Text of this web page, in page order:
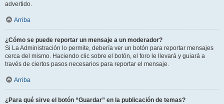
advertido.
Arriba
¿Cómo se puede reportar un mensaje a un moderador?
Si La Administración lo permite, debería ver un botón para reportar mensajes
cerca del mismo. Haciendo clic sobre el botón, el foro le llevará y guiará a
través de ciertos pasos necesarios para reportar el mensaje.
Arriba
¿Para qué sirve el botón “Guardar” en la publicación de temas?